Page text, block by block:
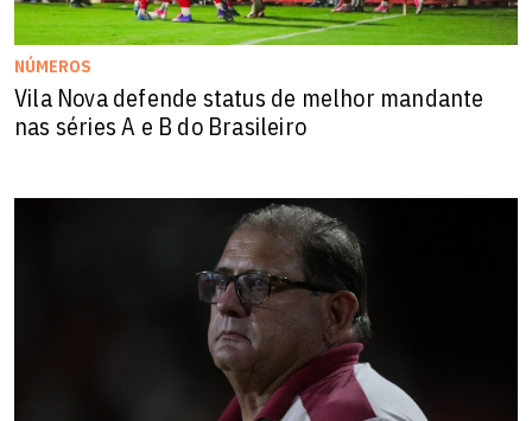
NÚMEROS
Vila Nova defende status de melhor mandante
nas séries A e B do Brasileiro